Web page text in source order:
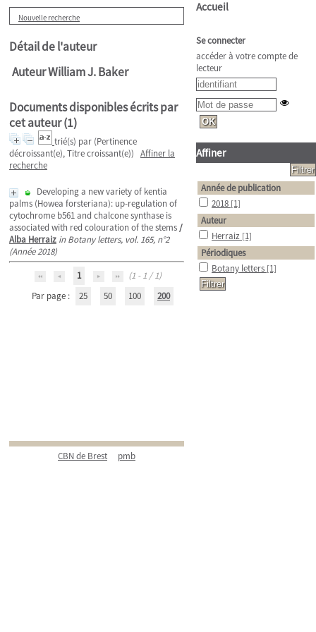
Nouvelle recherche
Détail de l'auteur
Auteur William J. Baker
Documents disponibles écrits par
cet auteur (1)
trié(s) par (Pertinence
décroissant(e), Titre croissant(e)) Affiner la
recherche
Developing a new variety of kentia
palms (Howea forsteriana): up-regulation of
cytochrome b561 and chalcone synthase is
associated with red colouration of the stems/
Alba Herraiz in Botany letters, vol. 165, n°2
(Année 2018)
1
(1 - 1 / 1)
Par page :
25 50 100 200
CBN de Brest pmb
Accueil
Se connecter
accéder à votre compte de
lecteur
Affiner
Année de publication
2018 [1]
Auteur
Herraiz [1]
Périodiques
Botany letters [1]